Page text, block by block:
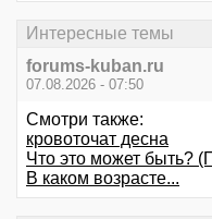
Интересные темы
forums-kuban.ru
07.08.2026 - 07:50
Смотри также:
кровоточат десна
Что это может быть?
В каком возрасте...